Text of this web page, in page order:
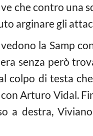
che contro una
arginare gli
la Samp
senza però
colpo di testa
Arturo Vidal.
a destra,